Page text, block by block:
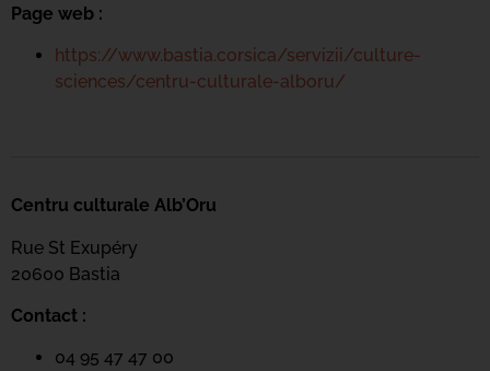
Page web :
https://www.bastia.corsica/servizii/culture-
sciences/centru-culturale-alboru/
Centru culturale Alb’Oru
Rue St Exupéry
20600 Bastia
Contact :
04 95 47 47 00